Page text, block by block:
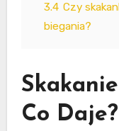
3.4 Czy
biegania?
Co Daje?